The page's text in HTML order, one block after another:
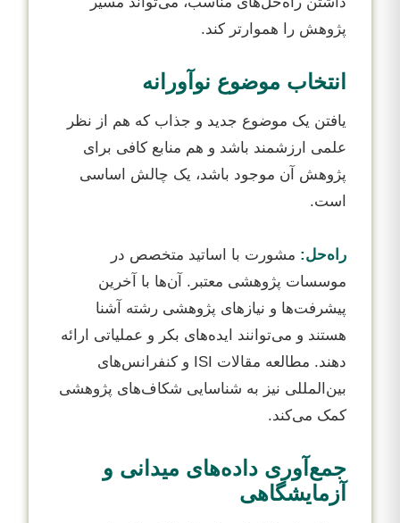
پژوهش را هموارتر کند.
انتخاب موضوع نوآورانه
یافتن یک موضوع جدید و جذاب که هم از نظر
علمی ارزشمند باشد و هم منابع کافی برای
پژوهش آن موجود باشد، یک چالش اساسی
است.
راه‌حل: مشورت با اساتید متخصص در
موسسات پژوهشی معتبر. آن‌ها با آخرین
پیشرفت‌ها و نیازهای پژوهشی رشته آشنا
هستند و می‌توانند ایده‌های بکر و عملیاتی ارائه
دهند. مطالعه مقالات ISI و کنفرانس‌های
بین‌المللی نیز به شناسایی شکاف‌های پژوهشی
کمک می‌کند.
جمع‌آوری داده‌های میدانی و
آزمایشگاهی